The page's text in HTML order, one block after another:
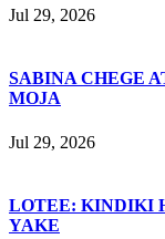
Jul 29, 2026
SABINA CHEGE
MOJA
Jul 29, 2026
LOTEE: KINDIKI
YAKE